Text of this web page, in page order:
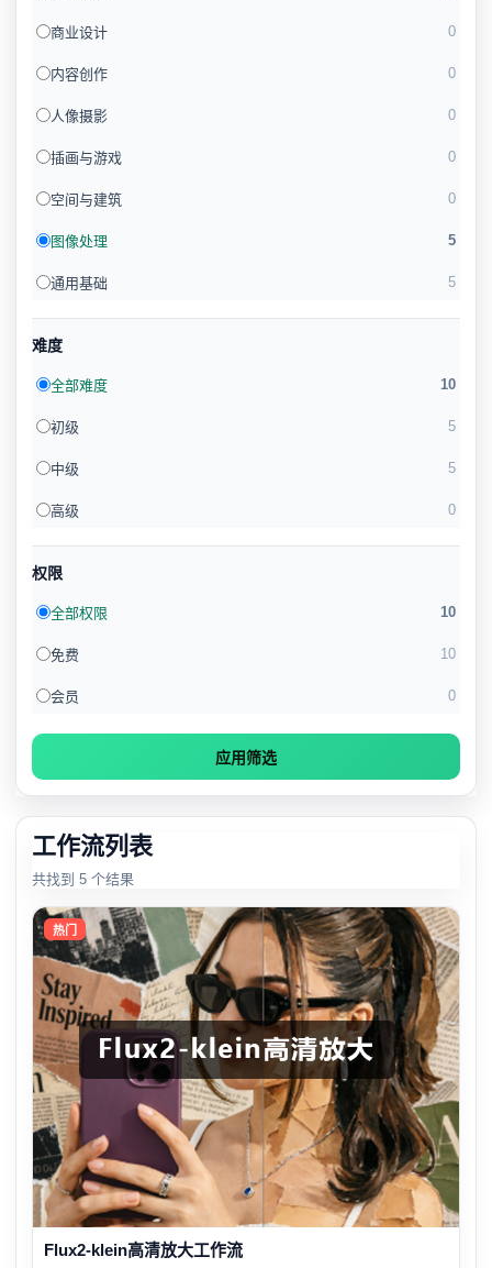
商业设计 0
内容创作 0
人像摄影 0
插画与游戏 0
空间与建筑 0
图像处理 5
通用基础 5
难度
全部难度 10
初级 5
中级 5
高级 0
权限
全部权限 10
免费 10
会员 0
应用筛选
工作流列表
共找到 5 个结果
热门
Flux2-klein高清放大工作流